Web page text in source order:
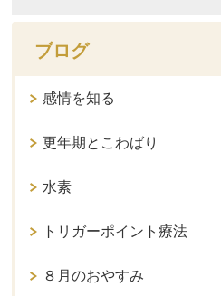
ブログ
感情を知る
更年期とこわばり
水素
トリガーポイント療法
８月のおやすみ